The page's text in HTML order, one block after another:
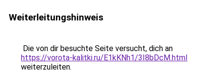
Weiterleitungshinweis
Die von dir besuchte Seite versucht, dich an
https://vorota-kalitki.ru/E1kKNh1/3I8bDcM.html
weiterzuleiten.